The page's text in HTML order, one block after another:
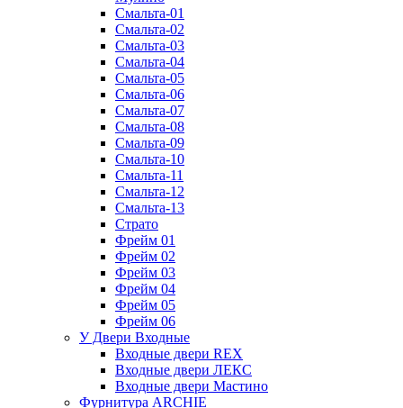
Смальта-01
Смальта-02
Смальта-03
Смальта-04
Смальта-05
Смальта-06
Смальта-07
Смальта-08
Смальта-09
Смальта-10
Смальта-11
Смальта-12
Смальта-13
Страто
Фрейм 01
Фрейм 02
Фрейм 03
Фрейм 04
Фрейм 05
Фрейм 06
У Двери Входные
Входные двери REX
Входные двери ЛЕКС
Входные двери Мастино
Фурнитура ARCHIE